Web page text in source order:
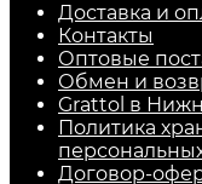
Доставка и
Контакты
Оптовые
Обмен и
Grattol в
Политика
Договор-